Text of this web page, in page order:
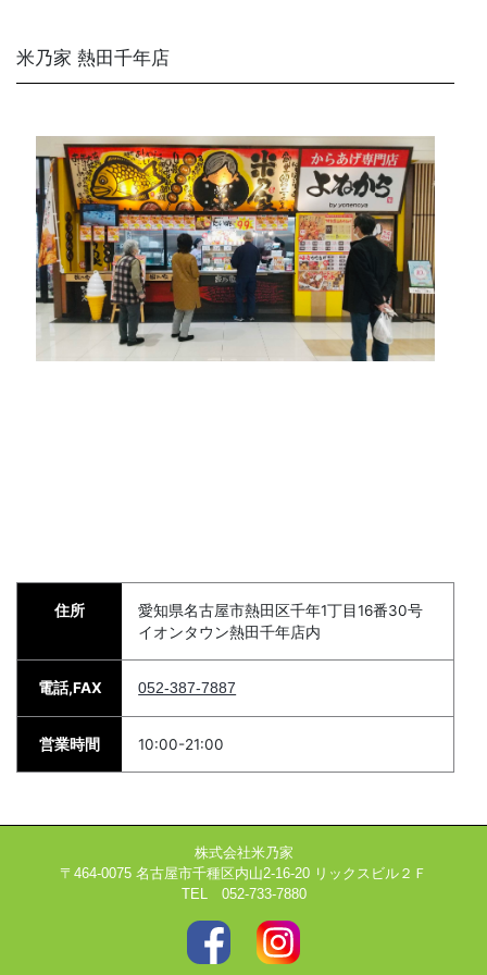
米乃家 熱田千年店
住所
愛知県名古屋市熱田区千年1丁目16番30号
イオンタウン熱田千年店内
電話,FAX 052-387-7887
営業時間 10:00-21:00
株式会社米乃家
〒464-0075 名古屋市千種区内山2-16-20 リックスビル２Ｆ
TEL 052-733-7880